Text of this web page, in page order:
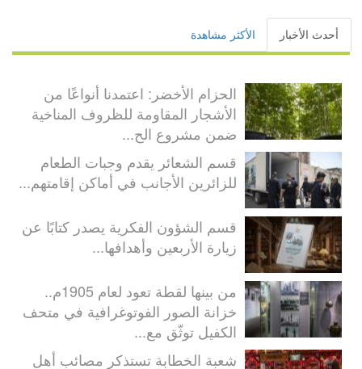
أحدث الأخبار الأكثر مشاهدة
الحزام الأخضر: اعتمدنا أنواعًا من
الأشجار المقاومة للظروف المناخية
ضمن مشروع الح...
قسم الشعائر يقدم وجبات الطعام
للزائرين الأجانب في أماكن إقامتهم...
قسم الشؤون الفكرية يصدر كتابًا عن
زيارة الأربعين وأهدافها...
من بينها لقطة تعود لعام 1905م..
خزانة الصور الفوتوغرافية في متحف
الكفيل توثّق مع...
شعبة الخطابة تستذكر مصائب أهل